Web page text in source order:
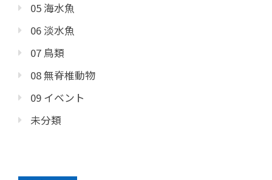
05 海水魚
06 淡水魚
07 鳥類
08 無脊椎動物
09 イベント
未分類